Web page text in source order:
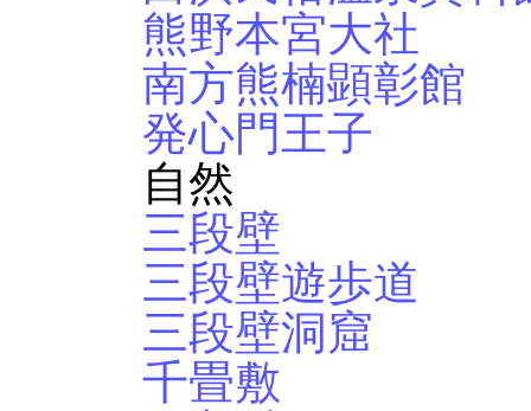
熊野本宮大社
南方熊楠顕彰館
発心門王子
自然
三段壁
三段壁遊歩道
三段壁洞窟
千畳敷